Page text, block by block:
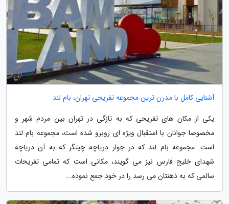
آشنایی کامل با مدرن ترین مجموعه تفریحی تهران، بام لند
یکی از مکان های تفریحی که به تازگی در تهران بین مردم شهر و
مخصوصا جوانان با استقبال ویژه ای روبرو شده است، مجموعه بام لند
است. مجموعه بام لند که در جوار دریاچه چیتگر که به آن دریاچه
شهدای خلیج فارس نیز می گویند، مکانی است که تمامی تفریحات
سالمی که به ذهنتان می رسد را در خود جمع نموده...